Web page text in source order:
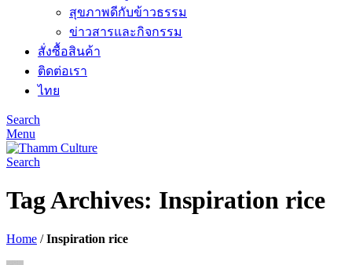
สุขภาพดีกับข้าวธรรม
ข่าวสารและกิจกรรม
สั่งซื้อสินค้า
ติดต่อเรา
ไทย
Search
Menu
Search
Tag Archives: Inspiration rice
Home /Inspiration rice